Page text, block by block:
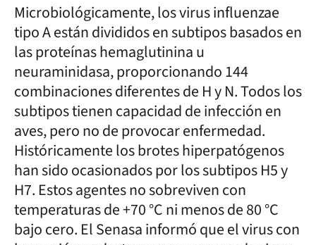
Microbiológicamente, los virus influenzae
tipo A están divididos en subtipos basados en
las proteínas hemaglutinina u
neuraminidasa, proporcionando 144
combinaciones diferentes de H y N. Todos los
subtipos tienen capacidad de infección en
aves, pero no de provocar enfermedad.
Históricamente los brotes hiperpatógenos
han sido ocasionados por los subtipos H5 y
H7. Estos agentes no sobreviven con
temperaturas de +70 °C ni menos de 80 °C
bajo cero. El Senasa informó que el virus con